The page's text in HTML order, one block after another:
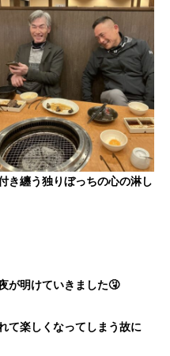
き纏う独りぼっちの心の淋し
が明けていきました🤧
て楽しくなってしまう故に